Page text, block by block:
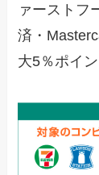
ァーストフ
済・
大5％ポイ